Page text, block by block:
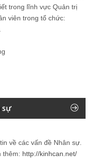
trong lĩnh vực Quản trị
viên trong tổ chức:
sự
về các vấn đề Nhân sự
thêm: http://kinhcan.net/